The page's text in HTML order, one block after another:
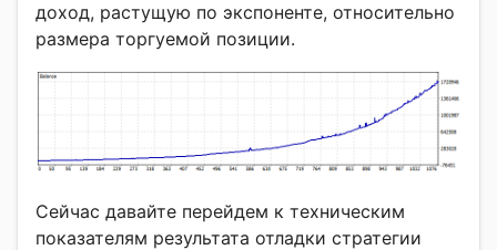
доход, растущую по экспоненте, относительно
размера торгуемой позиции.
Сейчас давайте перейдем к техническим
показателям результата отладки стратегии